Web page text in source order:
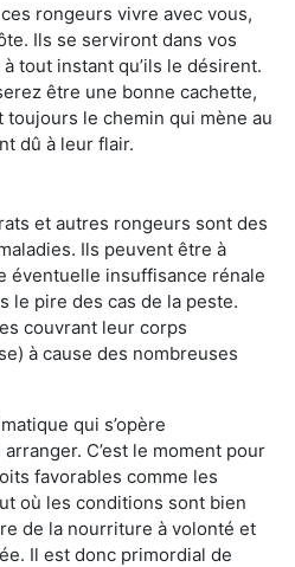
rongeurs vivre avec vous,
Ils se serviront dans vos
tout instant qu’ils le désirent.
être une bonne cachette,
le chemin qui mène au
dû à leur flair.
et autres rongeurs sont des
Ils peuvent être à
éventuelle insuffisance rénale
le pire des cas de la peste.
couvrant leur corps
à cause des nombreuses
qui s’opère
C’est le moment pour
favorables comme les
où les conditions sont bien
de la nourriture à volonté et
Il est donc primordial de